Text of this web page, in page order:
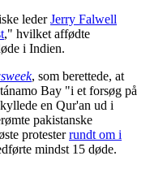
lederJerry Falwell
," hvilket affødte
i Indien.
, som berettede, at
Bay "i et forsøg på
en Qur'an ud i
pakistanske
protesterrundt om i
mindst 15 døde.